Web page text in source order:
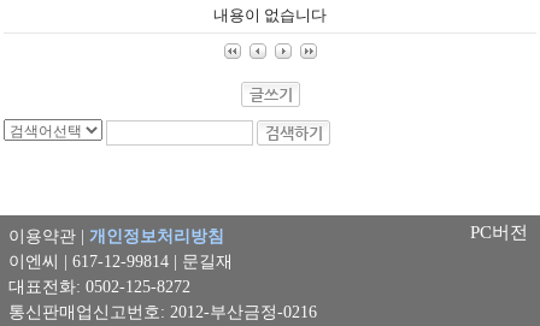
내용이 없습니다
PC버전
이용약관 | 개인정보처리방침
이엔씨 | 617-12-99814 | 문길재
대표전화: 0502-125-8272
통신판매업신고번호: 2012-부산금정-0216